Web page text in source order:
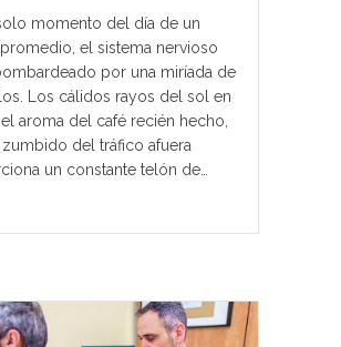
momento del día de un
el sistema nervioso
por una miríada de
Los cálidos rayos del sol en
el aroma del café recién hecho,
del tráfico afuera
un constante telón de…